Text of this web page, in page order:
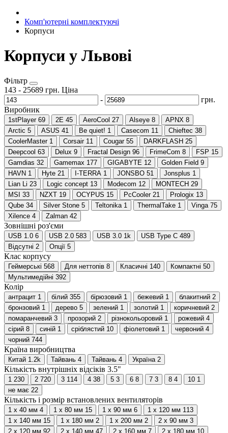
Комп'ютерні комплектуючі
Корпуси
Корпуси у Львові
Фільтр
143 - 25689 грн. Ціна
-
грн.
Виробник
1stPlayer 69 2E 45 AeroCool 27 Alseye 8 APNX 8
Arctic 5 ASUS 41 Be quiet! 1 Casecom 11 Chieftec 38
CoolerMaster 1 Corsair 11 Cougar 55 DARKFLASH 25
Deepcool 63 Delux 9 Fractal Design 96 FrimeCom 8 FSP 15
Gamdias 32 Gamemax 177 GIGABYTE 12 Golden Field 9
HAVN 1 Hyte 21 I-TERRA 1 JONSBO 51 Jonsplus 1
Lian Li 23 Logic concept 13 Modecom 12 MONTECH 29
MSI 33 NZXT 19 OCYPUS 15 PcCooler 21 Prologix 13
Qube 34 Silver Stone 5 Teltonika 1 ThermalTake 1 Vinga 75
Xilence 4 Zalman 42
Зовнішні роз'єми
USB 1.0 6 USB 2.0 583 USB 3.0 1 k USB Type C 489
Відсутні 2 Опції 5
Клас корпусу
Геймерські 568 Для неттопів 8 Класичні 140 Компактні 50
Мультимедійні 392
Колір
антрацит 1 білий 355 бірюзовий 1 бежевий 1 блакитний 2
бронзовий 1 дерево 5 зелений 1 золотий 1 коричневий 2
помаранчевий 3 прозорий 2 різнокольоровий 1 рожевий 4
сірий 8 синій 1 сріблястий 10 фіолетовий 1 червоний 4
чорний 744
Країна виробництва
Китай 1.2k Тайвань 4 Тайвань 4 Україна 2
Кількість внутрішніх відсіків 3.5"
1 230 2 720 3 114 4 38 5 3 6 8 7 3 8 4 10 1
не має 22
Кількість і розмір встановлених вентиляторів
1 х 40 мм 4 1 х 80 мм 15 1 х 90 мм 6 1 х 120 мм 113
1 х 140 мм 15 1 х 180 мм 2 1 х 200 мм 2 2 х 90 мм 3
2 х 120 мм 92 2 х 140 мм 47 2 х 160 мм 7 2 х 180 мм 10